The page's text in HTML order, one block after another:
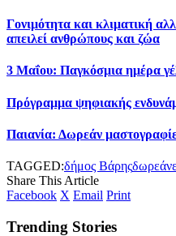
Γονιμότητα και κλιματική
απειλεί ανθρώπους και ζώα
3 Μαΐου: Παγκόσμια ημέρα
Πρόγραμμα ψηφιακής
Παιανία: Δωρεάν
TAGGED:δήμος Βάρηςδωρεάν
Share This Article
Facebook X Email Print
Trending Stories